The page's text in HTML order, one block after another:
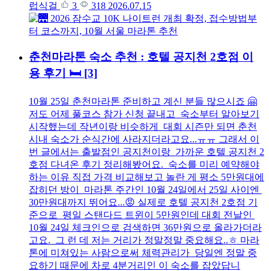
럽식걸 3 318 2026.07.15
춘천마라톤 숙소 추천 : 호텔 공지천 2호점 이
용 후기 🛏 [3]
10월 25일 춘천마라톤 준비하고 계신 분들 많으시죠 🤗
저도 어제 풀코스 참가 신청 끝내고 숙소부터 알아보기
시작했는데 작년이랑 비슷하게 대회 시즌만 되면 춘천
시내 숙소가 순식간에 사라지더라고요...ㅠㅠ 그래서 이
번 글에서는 출발점인 공지천이랑 가까운 호텔 공지천 2
호점 다녀온 후기 정리해봤어요. 숙소를 미리 예약해야
하는 이유 직접 가격 비교해보고 놀란 게 평소 5만원대에
잡히던 방이 마라톤 주간인 10월 24일에서 25일 사이엔
30만원대까지 뛰어요...😡 실제로 호텔 공지천 2호점 기
준으로 평일 스탠다드 트윈이 5만원인데 대회 전날인
10월 24일 체크인으로 검색하면 36만원으로 올라가더라
고요. 그 런 데 저는 거리가 정말정말 중요해요..ㅎ 마라
톤에 미쳐있는 사람으로써 체력관리가 당일엔 정말 중
요하기 때문에 차로 4분거리인 이 숙소를 잡았답니